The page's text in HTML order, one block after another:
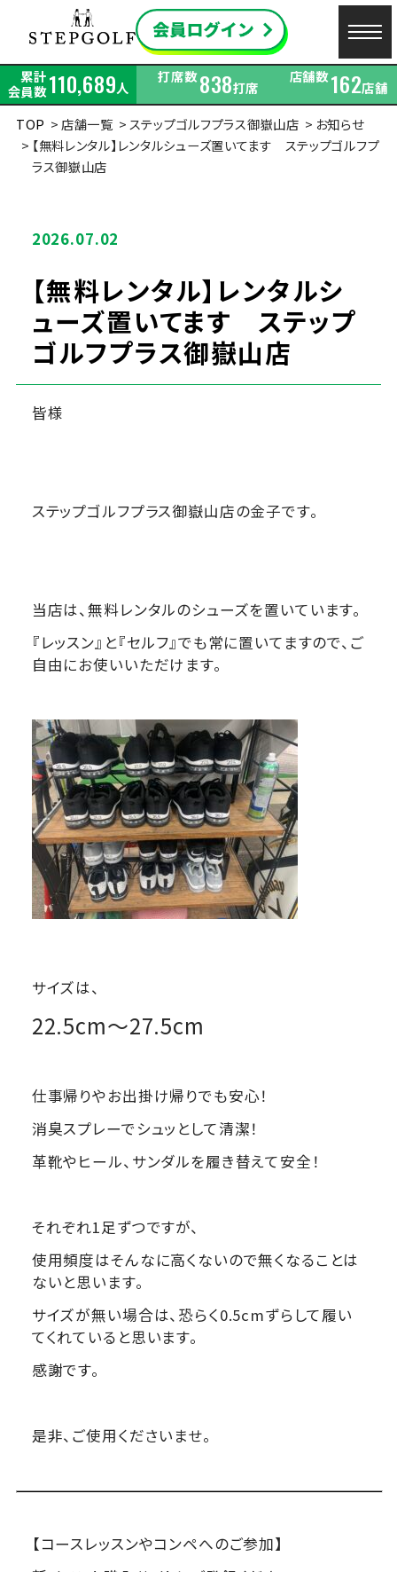
累計
会員数110,689人
打席数838打席
店舗数162店舗
TOP
店舗一覧 ステップゴルフプラス御嶽山店
お知らせ
【無料レンタル】レンタルシューズ置いてます ステップゴルフプ
ラス御嶽山店
2026.07.02
【無料レンタル】レンタルシ
ューズ置いてます ステップ
ゴルフプラス御嶽山店
皆様
ステップゴルフプラス御嶽山店の金子です。
当店は、無料レンタルのシューズを置いています。
『レッスン』と『セルフ』でも常に置いてますので、ご
自由にお使いいただけます。
サイズは、
22.5cm～27.5cm
仕事帰りやお出掛け帰りでも安心！
消臭スプレーでシュッとして清潔！
革靴やヒール、サンダルを履き替えて安全！
それぞれ1足ずつですが、
使用頻度はそんなに高くないので無くなることは
ないと思います。
サイズが無い場合は、恐らく0.5cmずらして履い
てくれていると思います。
感謝です。
是非、ご使用くださいませ。
【コースレッスンやコンペへのご参加】